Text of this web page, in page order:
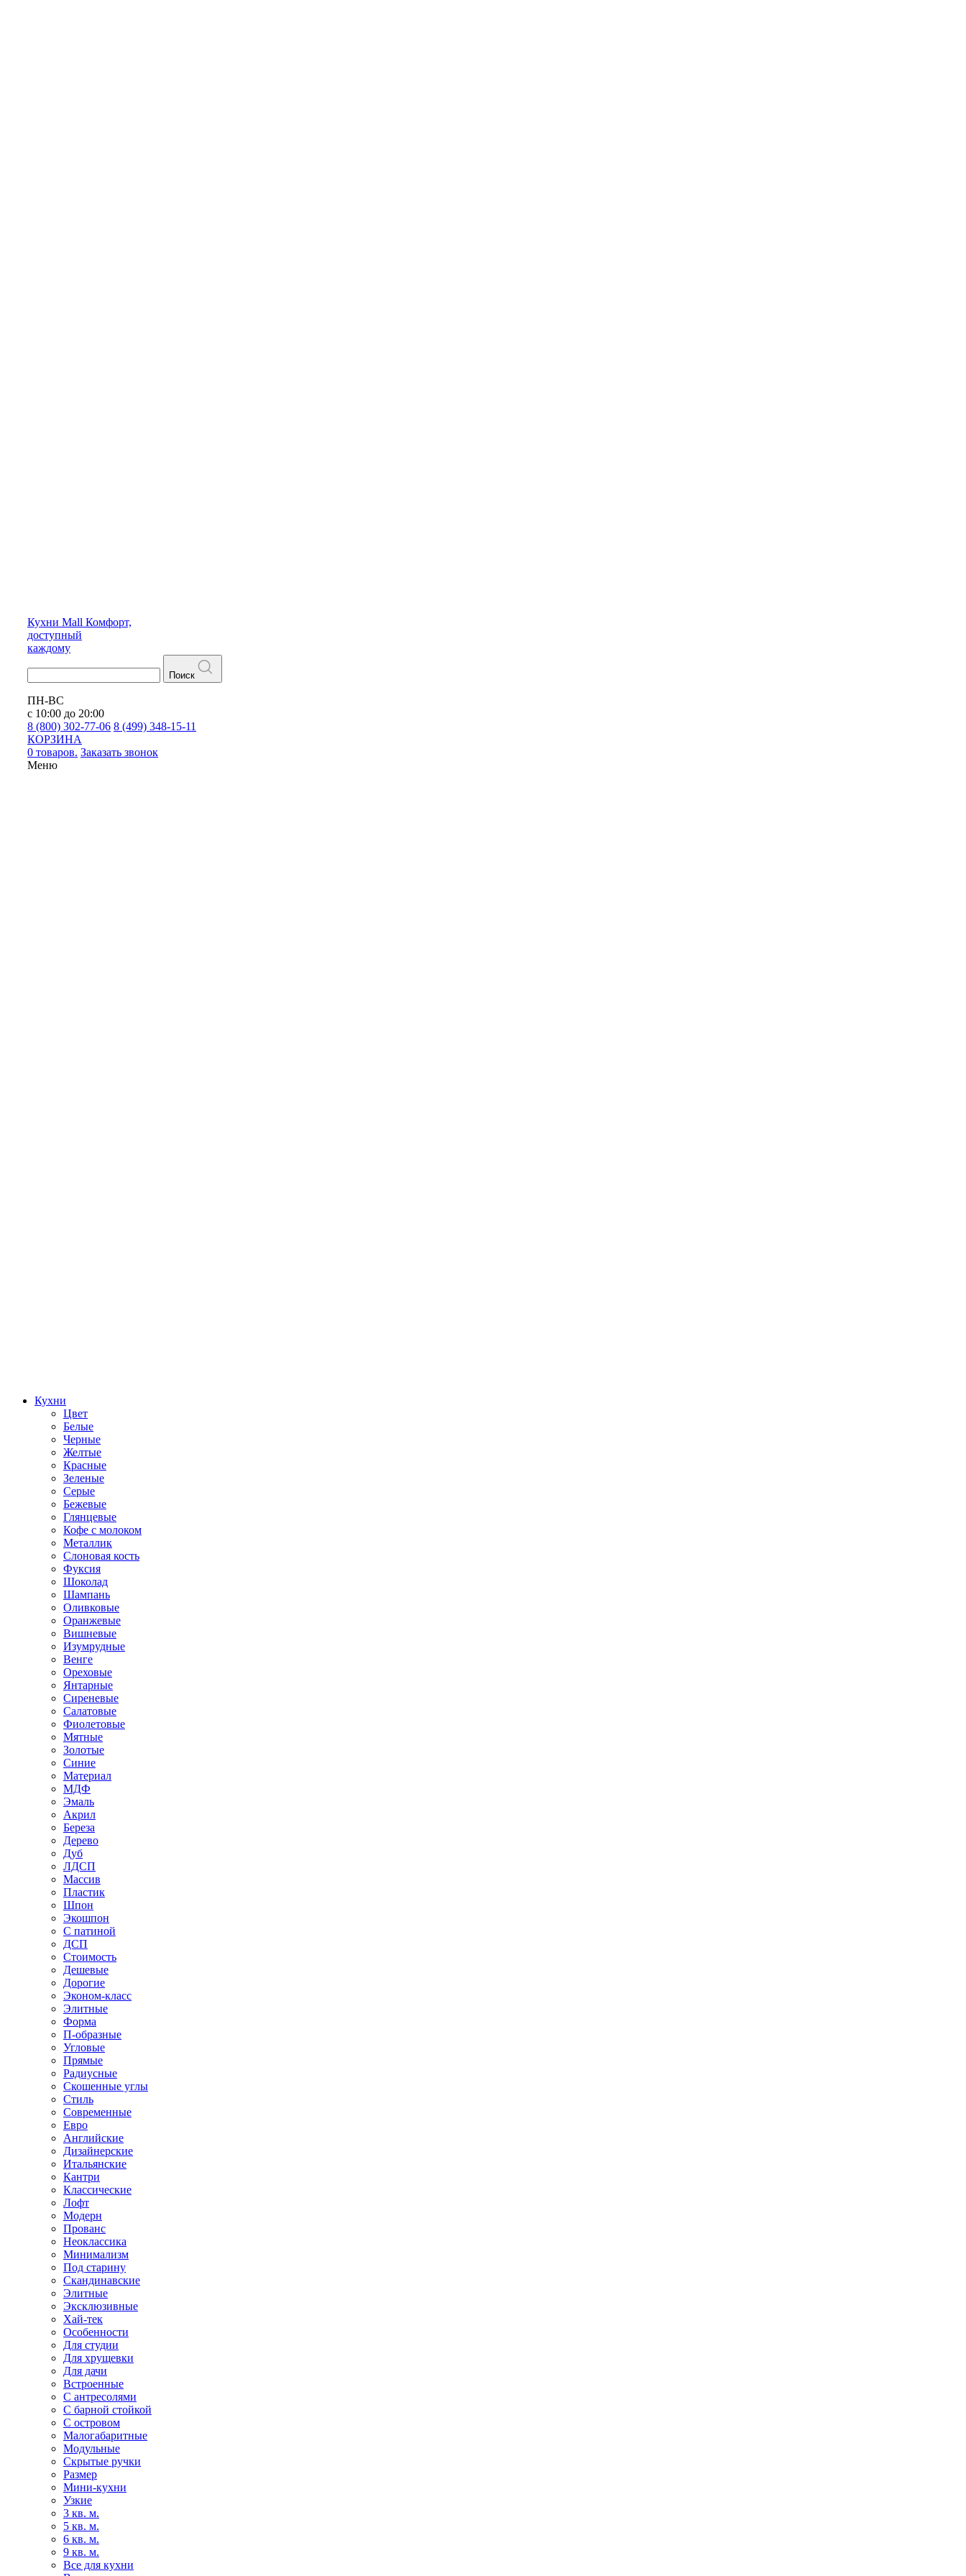
Кухни Mall Комфорт,
доступный
каждому
Поиск
ПН-ВС
с 10:00 до 20:00
8 (800) 302-77-06 8 (499) 348-15-11
КОРЗИНА
0 товаров. Заказать звонок
Меню
Кухни
Цвет
Белые
Черные
Желтые
Красные
Зеленые
Серые
Бежевые
Глянцевые
Кофе с молоком
Металлик
Слоновая кость
Фуксия
Шоколад
Шампань
Оливковые
Оранжевые
Вишневые
Изумрудные
Венге
Ореховые
Янтарные
Сиреневые
Салатовые
Фиолетовые
Мятные
Золотые
Синие
Материал
МДФ
Эмаль
Акрил
Береза
Дерево
Дуб
ЛДСП
Массив
Пластик
Шпон
Экошпон
С патиной
ДСП
Стоимость
Дешевые
Дорогие
Эконом-класс
Элитные
Форма
П-образные
Угловые
Прямые
Радиусные
Скошенные углы
Стиль
Современные
Евро
Английские
Дизайнерские
Итальянские
Кантри
Классические
Лофт
Модерн
Прованс
Неоклассика
Минимализм
Под старину
Скандинавские
Элитные
Эксклюзивные
Хай-тек
Особенности
Для студии
Для хрущевки
Для дачи
Встроенные
С антресолями
С барной стойкой
С островом
Малогабаритные
Модульные
Скрытые ручки
Размер
Мини-кухни
Узкие
3 кв. м.
5 кв. м.
6 кв. м.
9 кв. м.
Все для кухни